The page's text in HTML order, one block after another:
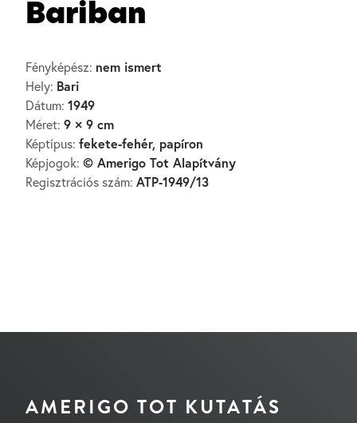
Bariban
Fényképész: nem ismert
Hely: Bari
Dátum: 1949
Méret: 9 × 9 cm
Képtípus: fekete-fehér, papíron
Képjogok: © Amerigo Tot Alapítvány
Regisztrációs szám: ATP-1949/13
AMERIGO TOT KUTATÁS